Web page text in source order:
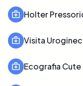
Holter
Visita
Ecografia